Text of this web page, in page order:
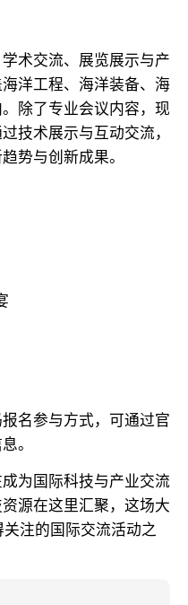
术交流、展览展示与产
洋工程、海洋装备、海
除了专业会议内容，现
技术展示与互动交流，
势与创新成果。
名参与方式，可通过官
。
为国际科技与产业交流
源在这里汇聚，这场大
注的国际交流活动之